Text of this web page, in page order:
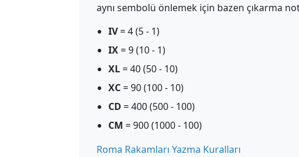
aynı sembolü önlemek için bazen çıkarma
IV= 4 (5 - 1)
IX= 9 (10 - 1)
XL= 40 (50 - 10)
XC= 90 (100 - 10)
CD = 400 (500 - 100)
CM = 900 (1000 - 100)
Roma Rakamları Yazma Kuralları